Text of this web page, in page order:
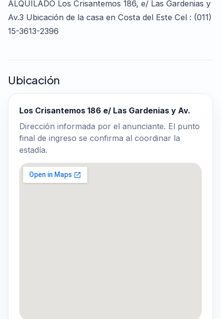
ALQUILADO Los Crisantemos 186, e/ Las Gardenias y
Av.3 Ubicación de la casa en Costa del Este Cel : (011)
15-3613-2396
Ubicación
Los Crisantemos 186 e/ Las Gardenias y Av.
Dirección informada por el anunciante. El punto
final de ingreso se confirma al coordinar la
estadía.